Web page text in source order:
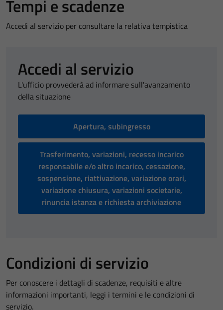
Tempi e scadenze
Accedi al servizio per consultare la relativa tempistica
Accedi al servizio
L'ufficio provvederà ad informare sull'avanzamento
della situazione
Apertura, subingresso
Trasferimento, variazioni, recesso incarico
responsabile e/o altro incarico, cessazione,
sospensione, riattivazione, variazione orari,
variazione chiusura, variazioni societarie,
rinuncia istanza e richiesta archiviazione
Condizioni di servizio
Per conoscere i dettagli di scadenze, requisiti e altre
informazioni importanti, leggi i termini e le condizioni di
servizio.